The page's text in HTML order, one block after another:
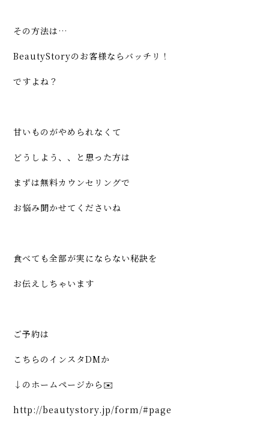
その方法は…
BeautyStoryのお客様ならバッチリ！
ですよね？
甘いものがやめられなくて
どうしよう、、と思った方は
まずは無料カウンセリングで
お悩み聞かせてくださいね
食べても全部が実にならない秘訣を
お伝えしちゃいます
ご予約は
こちらのインスタDMか
↓のホームページから✉️
http://beautystory.jp/form/#page